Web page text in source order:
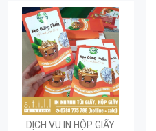
DỊCH VỤ IN HỘP GIẤY